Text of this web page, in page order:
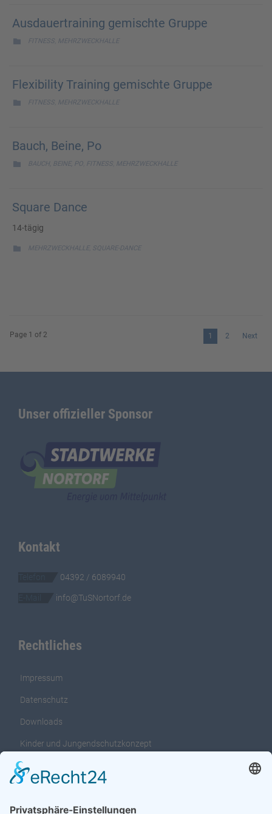
Ausdauertraining gemischte Gruppe
 CATEGORY
FITNESS MEHRZWECKHALLE
Flexibility Training gemischte Gruppe
 CATEGORY
FITNESS MEHRZWECKHALLE
Bauch, Beine, Po
 CATEGORY
BAUCH, BEINE, PO FITNESS MEHRZWECKHALLE
Square Dance
14-tägig
 CATEGORY
MEHRZWECKHALLE, SQUARE-DANCE
Page 1 of 2 1 2 Next
Unser offizieller Sponsor
Kontakt
04392 / 6089940
info@TuSNortorf.de
Rechtliches
Impressum
Datenschutz
Downloads
Kinder und Jungendschutzkonzept
Interventionsleitfaden für das Kinder und
Jungendschutzkonzept